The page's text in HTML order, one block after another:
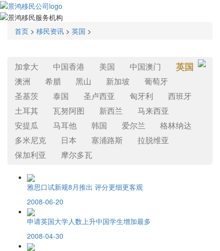
首页 > 移民资讯 > 英国 >
加拿大 中国香港 美国 中国澳门 英国
澳洲 希腊 黑山 新加坡
葡萄牙
圣基茨
泰国 圣卢西亚 匈牙利
西班牙
土耳其
瓦努阿图 新西兰
马来西亚
安提瓜
马耳他 韩国 爱尔兰
格林纳达
多米尼克
日本 塞浦路斯
拉脱维亚
保加利亚
摩尔多瓦
雅思口试新规8月推出 评分更细更客观
2008-06-20
申请英国大学人数上升中国学生增加最多
2008-04-30